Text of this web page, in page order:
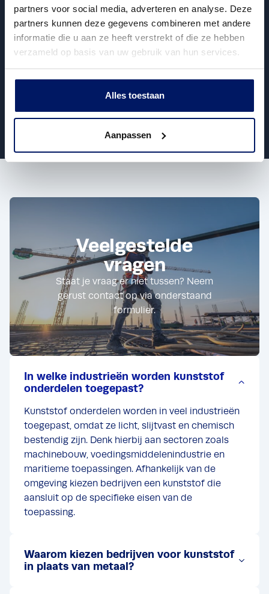
partners voor social media, adverteren en analyse. Deze
partners kunnen deze gegevens combineren met andere
informatie die u aan ze heeft verstrekt of die ze hebben
verzameld op basis van uw gebruik van hun services.
Alles toestaan
Aanpassen
Algemeen
Waboplast investeert in nieuwe
CAD/CAM-software
Bekijk post
Vorige Volgende
Veelgestelde
vragen
Staat je vraag er niet tussen? Neem
gerust contact op via onderstaand
formulier.
In welke industrieën worden kunststof
onderdelen toegepast?
Kunststof onderdelen worden in veel industrieën
toegepast, omdat ze licht, slijtvast en chemisch
bestendig zijn. Denk hierbij aan sectoren zoals
machinebouw, voedingsmiddelenindustrie en
maritieme toepassingen. Afhankelijk van de
omgeving kiezen bedrijven een kunststof die
aansluit op de specifieke eisen van de
toepassing.
Waarom kiezen bedrijven voor kunststof
in plaats van metaal?